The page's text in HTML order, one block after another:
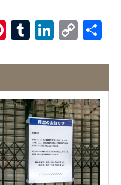
Pinterest
Tumblr